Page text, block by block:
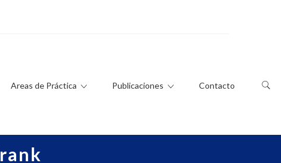
Areas de Práctica Publicaciones Contacto